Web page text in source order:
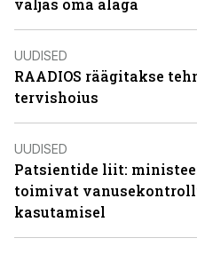
väljas oma alaga
UUDISED
RAADIOS räägitakse
tervishoius
UUDISED
Patsientide liit:
toimivat
kasutamisel